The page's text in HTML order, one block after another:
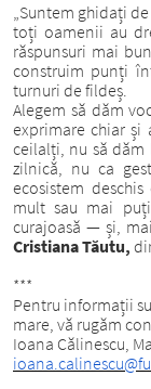
„Suntem ghidați
toți oamenii au
răspunsuri mai
construim punți
turnuri de fildeș.
Alegem să dăm
exprimare chiar
ceilalți, nu să dăm
zilnică, nu ca
ecosistem
mult sau mai
curajoasă — și,
Cristiana Tăutu,
***
Pentru informații
mare, vă rugăm
Ioana Călinescu,